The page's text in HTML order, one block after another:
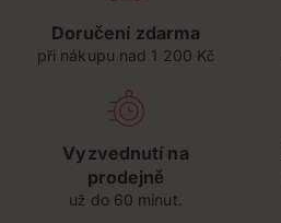
Doručení zdarma
při nákupu nad 1 200 Kč
Vyzvednutí na
prodejně
už do 60 minut.